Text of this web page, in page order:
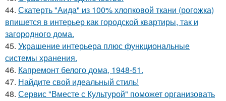
44. Скатерть "Аида" из 100% хлопковой ткани (рогожка)
впишется в интерьер как городской квартиры, так и
загородного дома.
45. Украшение интерьера плюс функциональные
системы хранения.
46. Капремонт белого дома, 1948-51.
47. Найдите свой идеальный стиль!
48. Сервис "Вместе с Культурой" поможет организовать